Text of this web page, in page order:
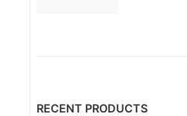
RECENT PRODUCTS